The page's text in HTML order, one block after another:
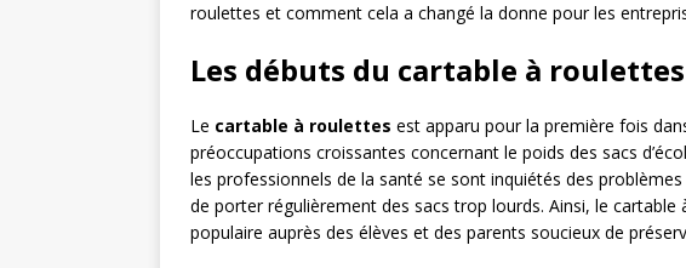
roulettes et comment cela a changé la donne pour les
Les débuts du cartable à roulettes
Le cartable à roulettes est apparu pour la première fois
préoccupations croissantes concernant le poids des sacs
les professionnels de la santé se sont inquiétés des
de porter régulièrement des sacs trop lourds. Ainsi, le
populaire auprès des élèves et des parents soucieux de